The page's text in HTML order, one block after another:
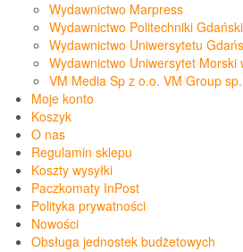
Wydawnictwo Marpress
Wydawnictwo Politechniki
Wydawnictwo Uniwersytetu
Wydawnictwo Uniwersytet Morski
VM Media Sp z o.o. VM Group
Moje konto
Koszyk
O nas
Regulamin sklepu
Koszty wysyłki
Paczkomaty InPost
Polityka prywatności
Nowości
Obsługa jednostek budżetowych